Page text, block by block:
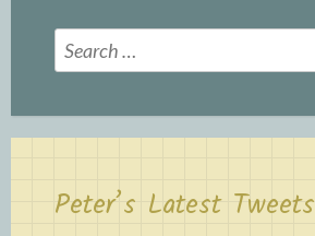
Search
for:
Peter’s Latest Tweets